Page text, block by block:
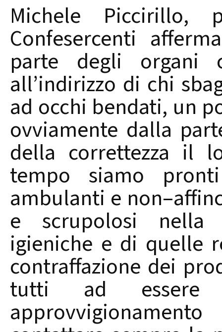
Michele Piccirillo,
Confesercenti
parte degli organi
all’indirizzo di chi
ad occhi bendati, un
ovviamente dalla
della correttezza il
tempo siamo
ambulanti e
e scrupolosi nella
igieniche e di quelle
contraffazione dei
tutti ad